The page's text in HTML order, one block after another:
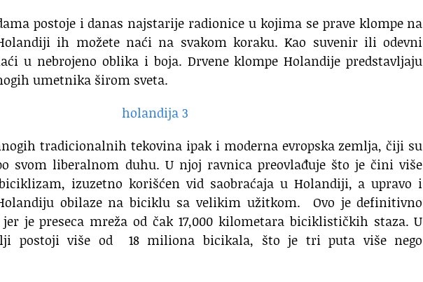
postoje i danas najstarije radionice u kojima se prave klompe na
ih možete naći na svakom koraku. Kao suvenir ili odevni
u nebrojeno oblika i boja. Drvene klompe Holandije predstavljaju
umetnika širom sveta.
tradicionalnih tekovina ipak i moderna evropska zemlja, čiji su
svom liberalnom duhu. U njoj ravnica preovlađuje što je čini više
izuzetno korišćen vid saobraćaja u Holandiji, a upravo i
obilaze na biciklu sa velikim užitkom. Ovo je definitivno
je preseca mreža od čak 17,000 kilometara biciklističkih staza. U
postoji više od 18 miliona bicikala, što je tri puta više nego